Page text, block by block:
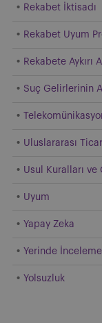
Rekabet İktisadı
Rekabet Uyum
Rekabete Aykırı
Suç Gelirlerinin
Uluslararası
Usul Kuralları ve
Uyum
Yapay Zeka
Yerinde
Yolsuzluk